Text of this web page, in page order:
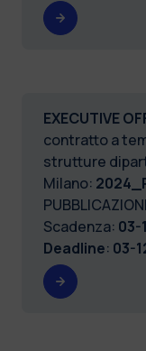
EXECUTIVE
contratto a
strutture
Milano:
Scadenza: 03-
Deadline: 03-